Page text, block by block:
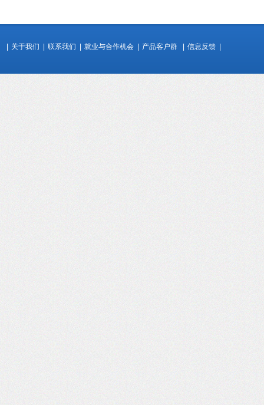
关于我们 联系我们 就业与合作机会 产品客户群 信息反馈